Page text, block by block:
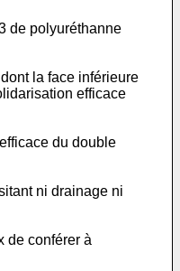
de polyuréthanne
la face inférieure
efficace
du double
ni drainage ni
de conférer à